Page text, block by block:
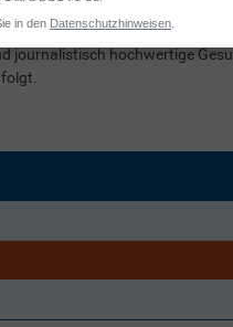
und Ernährung bei der
journalistisch hochwertige